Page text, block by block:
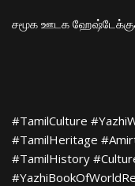
​சமூக ஊடக
​#TamilCulture
#TamilHeritage
#TamilHistory